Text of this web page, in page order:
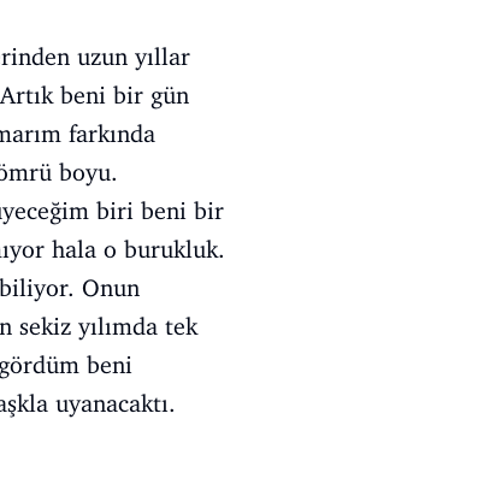
uzun yıllar
Artık beni bir gün
farkında
boyu.
biri beni bir
hala o burukluk.
Onun
sekiz yılımda tek
beni
uyanacaktı.